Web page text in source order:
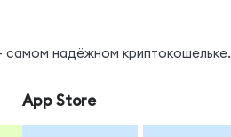
самом надёжном криптокошельке.
App Store